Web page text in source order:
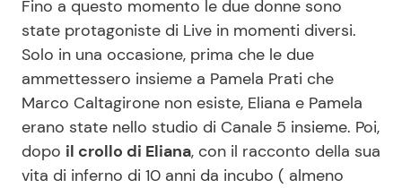
Fino a questo momento le due donne sono
state protagoniste di Live in momenti diversi.
Solo in una occasione, prima che le due
ammettessero insieme a Pamela Prati che
Marco Caltagirone non esiste, Eliana e Pamela
erano state nello studio di Canale 5 insieme. Poi,
dopo il crollo di Eliana, con il racconto della sua
vita di inferno di 10 anni da incubo ( almeno